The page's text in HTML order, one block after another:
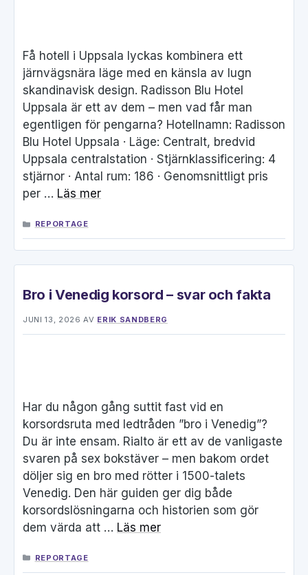
Få hotell i Uppsala lyckas kombinera ett
järnvägsnära läge med en känsla av lugn
skandinavisk design. Radisson Blu Hotel
Uppsala är ett av dem – men vad får man
egentligen för pengarna? Hotellnamn: Radisson
Blu Hotel Uppsala · Läge: Centralt, bredvid
Uppsala centralstation · Stjärnklassificering: 4
stjärnor · Antal rum: 186 · Genomsnittligt pris
per … Läs mer
KATEGORIER
REPORTAGE
Bro i Venedig korsord – svar och fakta
JUNI 13, 2026 AV ERIK SANDBERG
Har du någon gång suttit fast vid en
korsordsruta med ledtråden ”bro i Venedig”?
Du är inte ensam. Rialto är ett av de vanligaste
svaren på sex bokstäver – men bakom ordet
döljer sig en bro med rötter i 1500-talets
Venedig. Den här guiden ger dig både
korsordslösningarna och historien som gör
dem värda att … Läs mer
KATEGORIER
REPORTAGE